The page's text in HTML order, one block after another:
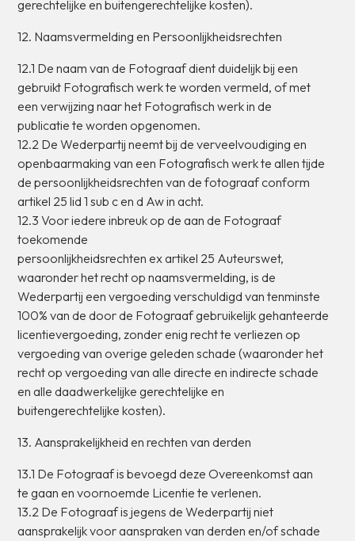
gerechtelijke en buitengerechtelijke kosten).
12. Naamsvermelding en Persoonlijkheidsrechten
12.1 De naam van de Fotograafdient duidelijkbij een
gebruikt Fotografisch werkte worden vermeld, ofmet
een verwijzing naarhet Fotografisch werkin de
publicatie te worden opgenomen.
12.2 De Wederpartij neemtbij de verveelvoudiging en
openbaarmaking van een Fotografisch werkte allen tijde
de persoonlijkheidsrechten van de fotograafconform
artikel 25 lid 1 sub cen d Awin acht.
12.3 Vooriedere inbreuk op de aan de Fotograaf
toekomende
persoonlijkheidsrechten exartikel 25 Auteurswet,
waaronderhetrecht op naamsvermelding, is de
Wederpartij een vergoeding verschuldigd van tenminste
100% van de door de Fotograafgebruikelijkgehanteerde
licentievergoeding, zonderenig rechtte verliezen op
vergoeding van overige geleden schade (waaronderhet
recht op vergoeding van alle directe en indirecte schade
en alle daadwerkelijke gerechtelijke en
buitengerechtelijke kosten).
13. Aansprakelijkheid en rechten van derden
13.1 De Fotograafis bevoegd deze Overeenkomstaan
te gaan en voornoemde Licentie te verlenen.
13.2 De Fotograafis jegens de Wederpartij niet
aansprakelijkvooraanspraken van derden en/ofschade